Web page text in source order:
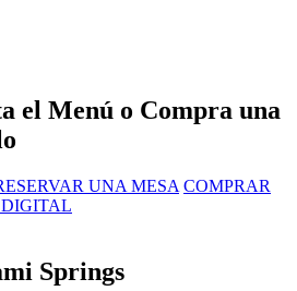
el Menú o Compra una
UNA MESA COMPRAR
Springs